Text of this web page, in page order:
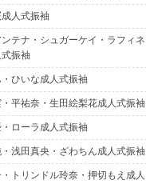
人式振袖
テナ・シュガーケイ・ラフィネ
振袖
ひいな成人式振袖
・平祐奈・生田絵梨花成人式振袖
ローラ成人式振袖
浅田真央・ざわちん成人式振袖
トリンドル玲奈・押切もえ成人